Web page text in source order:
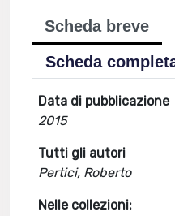
Scheda breve
Scheda
Data di pubblicazione
2015
Tutti gli autori
Pertici, Roberto
Nelle collezioni: